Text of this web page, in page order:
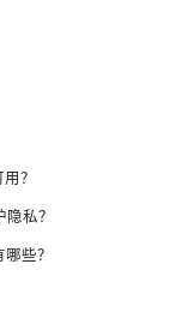
？
私？
些？